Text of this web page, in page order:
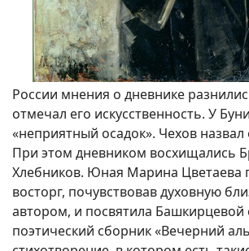
России мнения о дневнике
отмечал его искусственность. У
«неприятный осадок». Чехов назвал
При этом дневником восхищались
Хлебников. Юная Марина Цветаева
восторг, почувствовав духовную
автором, и посвятила Башкирцевой
поэтический сборник «Вечерний